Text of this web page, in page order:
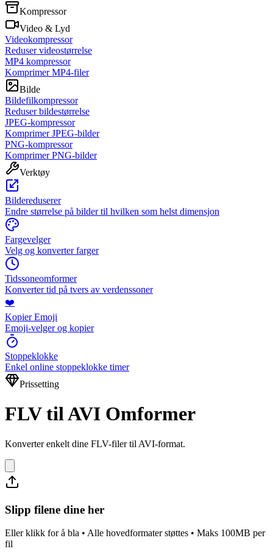
Kompressor
Video & Lyd
Videokompressor
Reduser videostørrelse
MP4 kompressor
Komprimer MP4-filer
Bilde
Bildefilkompressor
Reduser bildestørrelse
JPEG-kompressor
Komprimer JPEG-bilder
PNG-kompressor
Komprimer PNG-bilder
Verktøy
Bildereduserer
Endre størrelse på bilder til hvilken som helst dimensjon
Fargevelger
Velg og konverter farger
Tidssoneomformer
Konverter tid på tvers av verdenssoner
❤️
Kopier Emoji
Emoji-velger og kopier
Stoppeklokke
Enkel online stoppeklokke timer
Prissetting
FLV til AVI Omformer
Konverter enkelt dine FLV-filer til AVI-format.
Slipp filene dine her
Eller klikk for å bla • Alle hovedformater støttes • Maks 100MB per
fil